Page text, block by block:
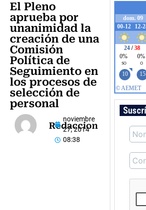
El Pleno
aprueba por
unanimidad la
creación de una
Comisión
Política de
Seguimiento en
los procesos de
selección de
personal
Redaccion
noviembre
27, 2014
08:38